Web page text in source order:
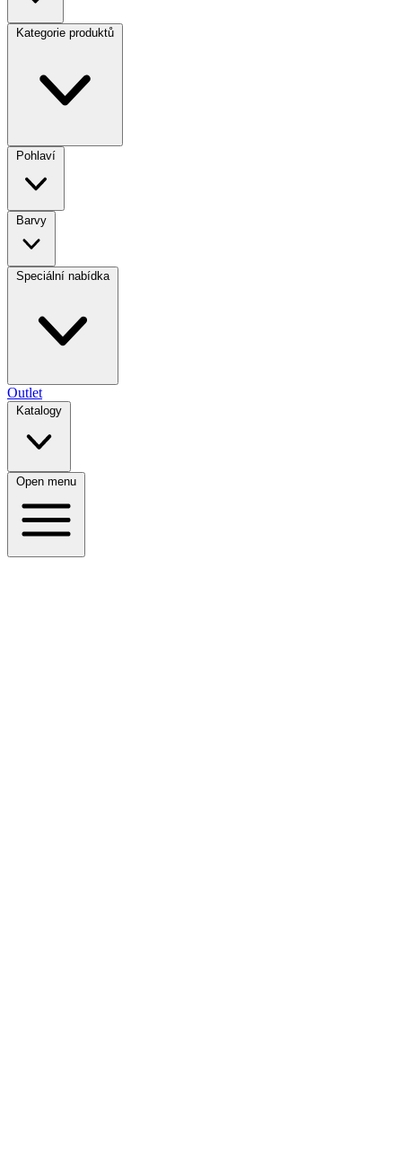
Kategorie produktů
Pohlaví
Barvy
Speciální nabídka
Outlet
Katalogy
Open menu